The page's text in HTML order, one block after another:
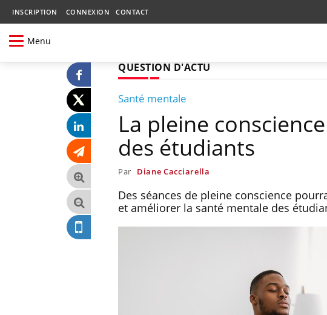
INSCRIPTION CONNEXION CONTACT
Menu
QUESTION D'ACTU
Santé mentale
La pleine
des étudiants
Par Diane Cacciarella
Des séances de pleine conscience
et améliorer la santé mentale des